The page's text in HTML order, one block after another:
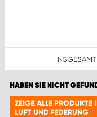
INSGESAMT
HABEN SIE NICHT
ZEIGE ALLE PRODUKTE
LUFT UND FEDERUNG